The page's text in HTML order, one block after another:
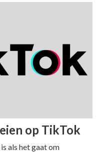
op TikTok
als het gaat om